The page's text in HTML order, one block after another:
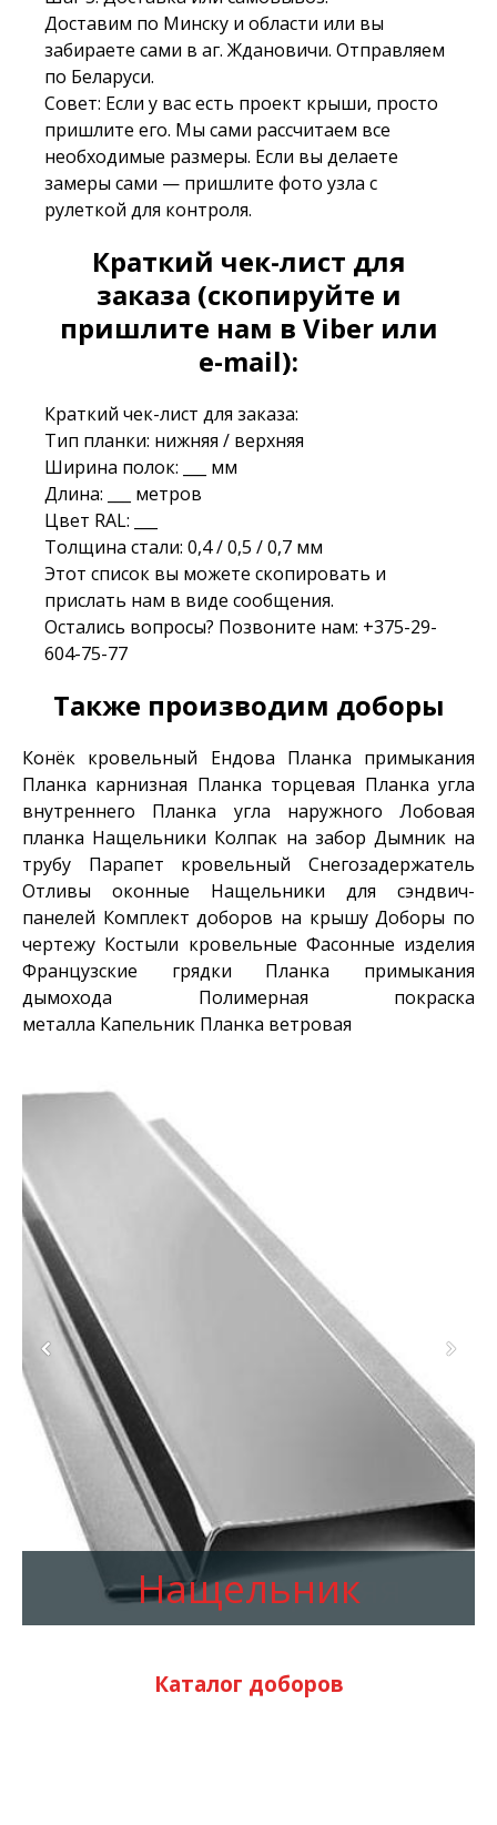
Доставим по Минску и области или вы
забираете сами в аг. Ждановичи. Отправляем
по Беларуси.
Совет: Если у вас есть проект крыши, просто
пришлите его. Мы сами рассчитаем все
необходимые размеры. Если вы делаете
замеры сами — пришлите фото узла с
рулеткой для контроля.
Краткий чек-лист для
заказа (скопируйте и
пришлите нам в Viber или
e-mail):
Краткий чек-лист для заказа:
Тип планки: нижняя / верхняя
Ширина полок: ___ мм
Длина: ___ метров
Цвет RAL: ___
Толщина стали: 0,4 / 0,5 / 0,7 мм
Этот список вы можете скопировать и
прислать нам в виде сообщения.
Остались вопросы? Позвоните нам: +375-29-
604-75-77
Также производим доборы
Конёк кровельный Ендова Планка примыкания
Планка карнизная Планка торцевая Планка угла
внутреннего
Планка угла наружного
Лобовая
планка Нащельники Колпак на забор Дымник на
трубу
Парапет кровельный
Снегозадержатель
Отливы оконные
Нащельники для сэндвич-
панелей Комплект доборов на крышу Доборы по
чертежу Костыли кровельные Фасонные изделия
Французские грядки
Планка примыкания
дымохода
Полимерная покраска
металла Капельник Планка ветровая
Ендова верхняя
Каталог доборов